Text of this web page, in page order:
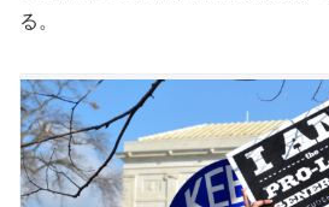
る。